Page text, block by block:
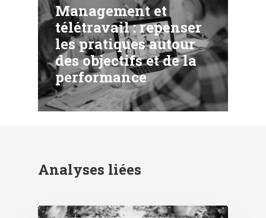
Management et
télétravail : repenser
les pratiques autour
des objectifs et de la
performance
Analyses liées